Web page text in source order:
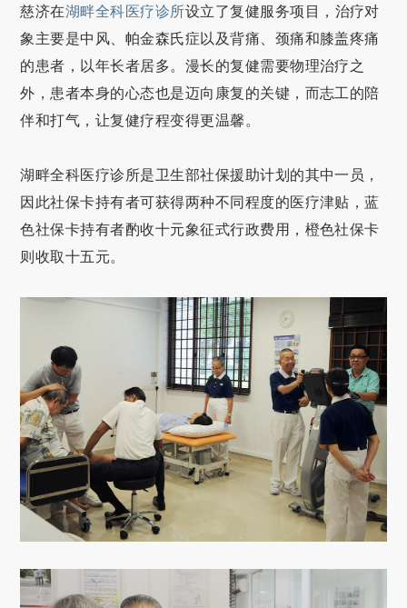
慈济在湖畔全科医疗诊所设立了复健服务项目，治疗对
象主要是中风、帕金森氏症以及背痛、颈痛和膝盖疼痛
的患者，以年长者居多。漫长的复健需要物理治疗之
外，患者本身的心态也是迈向康复的关键，而志工的陪
伴和打气，让复健疗程变得更温馨。
湖畔全科医疗诊所是卫生部社保援助计划的其中一员，
因此社保卡持有者可获得两种不同程度的医疗津贴，蓝
色社保卡持有者酌收十元象征式行政费用，橙色社保卡
则收取十五元。